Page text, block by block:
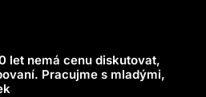
let nemá cenu diskutovat,
Pracujme s mladými,